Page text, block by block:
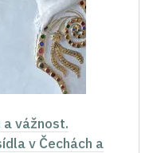
a vážnost.
v Čechách a